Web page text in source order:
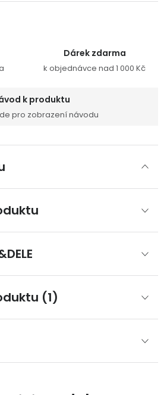
Dárek zdarma
k objednávce nad 1 000 Kč
k produktu
pro zobrazení návodu
(1)